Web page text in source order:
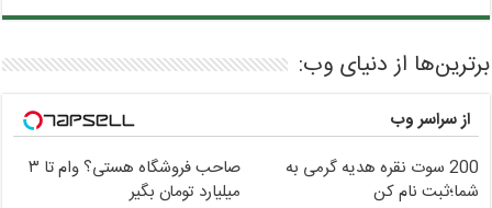
برترین‌ها از دنیای وب:
از سراسر وب
200 سوت نقره هدیه گرمی به
شما؛ثبت نام کن
صاحب فروشگاه هستی؟ وام تا ۳
میلیارد تومان بگیر